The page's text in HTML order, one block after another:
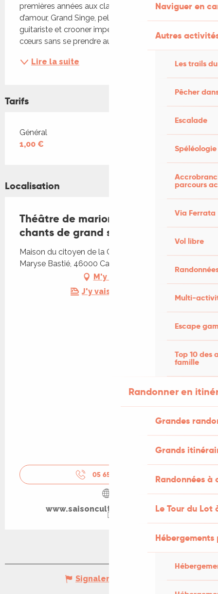
Naviguer en
Autres
Les trails
Pêcher
Escalade
Spéléologie
parcours
Via Ferrata
Vol libre
Multi-
Escape
Top 10 des
famille
Randonner en
Grandes
Grands
Randonnées
Le Tour du Lot
premières années aux classiques de la chanson
d’amour, Grand Singe, peluche et cyborg,
guitariste et crooner impertinent, fait vibrer les
cœurs sans se prendre au...
Lire la suite
Tarifs
Tarifs 2026
Général
1,00 €
Localisation
Théâtre de marionnette : Tour de
chants de grand singe
Maison du citoyen de la Croix-de-Fer, 474 Avenue
Maryse Bastié, 46000 Cahors
M'y rendre
J'y vais en train !
05 65 20 88
www.saisonculturellecahors.fr
Signaler une erreur